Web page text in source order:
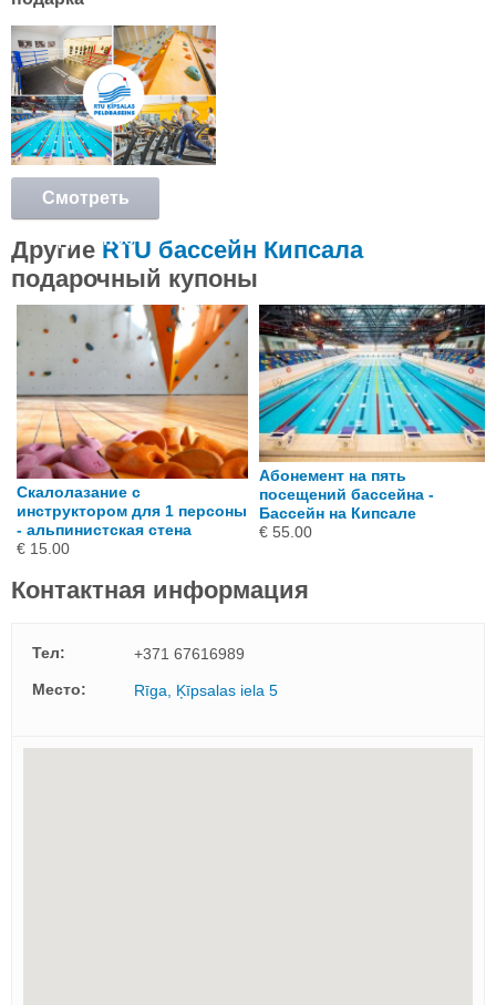
Смотреть
подробнее
Другие RTU бассейн Кипсала
подарочный купоны
Скалолазание с
инструктором для 1 персоны
- альпинистская стена
€ 15.00
Абонемент на пять
посещений бассейна -
Бассейн на Кипсале
€ 55.00
Контактная информация
Тел:
+371 67616989
Mесто:
Rīga, Ķīpsalas iela 5